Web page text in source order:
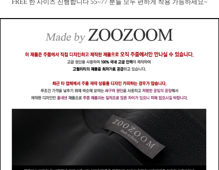
FREE 한 사이즈 진행합니다 55~77 분들 모두 편하게 착용 가능하세요~